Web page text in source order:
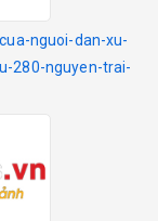
nguoi-dan-xu-
280-nguyen-trai-